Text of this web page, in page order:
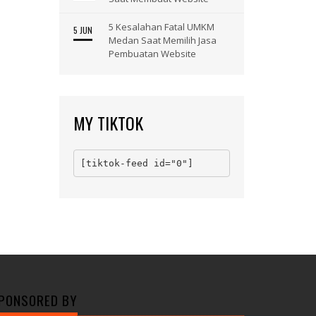
5 JUN
5 Kesalahan Fatal UMKM
Medan Saat Memilih Jasa
Pembuatan Website
MY TIKTOK
[tiktok-feed id="0"]
BY